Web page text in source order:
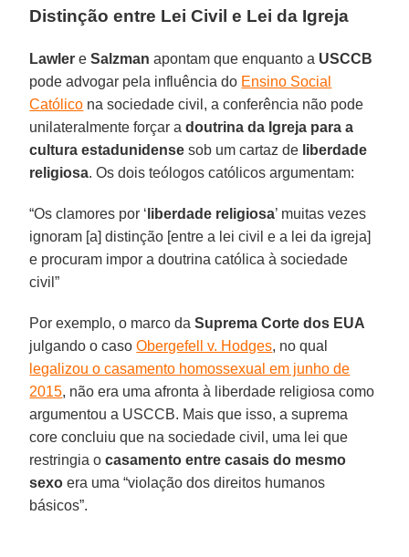
Distinção entre Lei Civil e Lei da Igreja
Lawler eSalzman apontam que enquanto a USCCB
pode advogar pela influência do Ensino Social
Católico na sociedade civil, a conferência não pode
unilateralmente forçar adoutrina da Igreja para a
cultura estadunidense sob um cartaz de liberdade
religiosa. Os dois teólogos católicos argumentam:
“Os clamores por ‘ liberdade religiosa’ muitas vezes
ignoram [a] distinção [entre a lei civil e a lei da igreja]
e procuram impor a doutrina católica à sociedade
civil”
Por exemplo, o marco daSuprema Corte dos EUA
julgando o casoObergefell v. Hodges, no qual
legalizou o casamento homossexual em junho de
2015, não era uma afronta à liberdade religiosa como
argumentou a USCCB. Mais que isso, a suprema
core concluiu que na sociedade civil, uma lei que
restringia ocasamento entre casais do mesmo
sexo era uma “violação dos direitos humanos
básicos”.